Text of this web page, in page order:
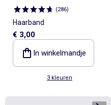
(286)
Haarband
€ 3,00
In winkelmandje
3 kleuren